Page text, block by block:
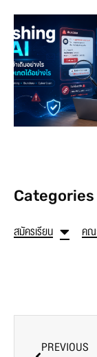
Categories
สมัครเรียน คณ
PREVIOUS